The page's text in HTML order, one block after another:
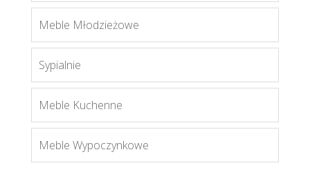
Dallas led.
Więcej
Meble Młodzieżowe
Sypialnie
Meble Kuchenne
Meble Wypoczynkowe